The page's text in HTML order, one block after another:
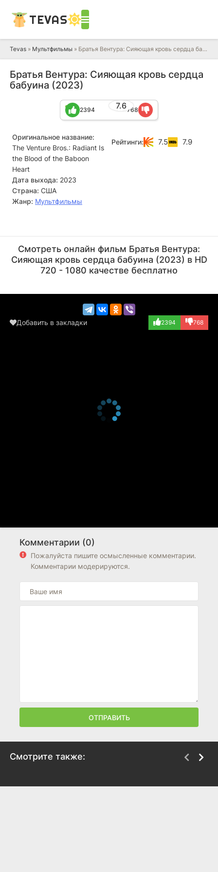
TEVAS
Tevas » Мультфильмы » Братья Вентура: Сияющая кровь сердца бабуина
Братья Вентура: Сияющая кровь сердца
бабуина (2023)
7.6
2394 768
Оригинальное название:
The Venture Bros.: Radiant Is
the Blood of the Baboon
Heart
Дата выхода: 2023
Страна: США
Жанр: Мультфильмы
Рейтинги: 7.5 7.9
(Red Death, озву...)
(Ben, озвучка)
Смотреть онлайн фильм Братья Вентура:
Сияющая кровь сердца бабуина (2023) в HD
720 - 1080 качестве бесплатно
Добавить в закладки 2394 768
Комментарии (0)
Пожалуйста пишите осмысленные комментарии.
Комментарии модерируются.
ОТПРАВИТЬ
Смотрите также: